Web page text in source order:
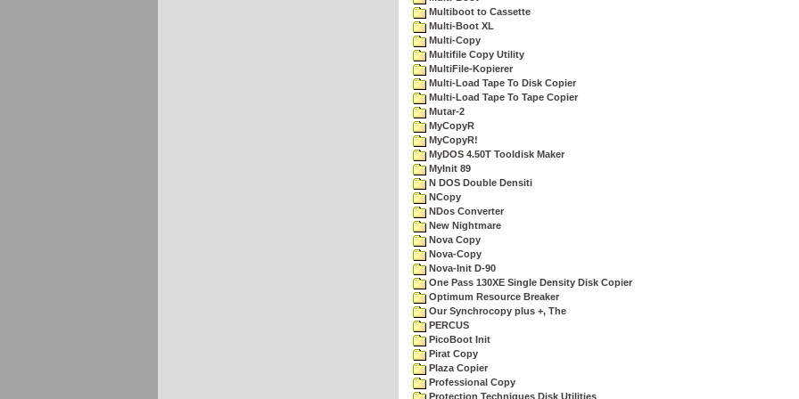
Multiboot to Cassette
Multi-Boot XL
Multi-Copy
Multifile Copy Utility
MultiFile-Kopierer
Multi-Load Tape To Disk Copier
Multi-Load Tape To Tape Copier
Mutar-2
MyCopyR
MyCopyR!
MyDOS 4.50T Tooldisk Maker
MyInit 89
N DOS Double Densiti
NCopy
NDos Converter
New Nightmare
Nova Copy
Nova-Copy
Nova-Init D-90
One Pass 130XE Single Density Disk Copier
Optimum Resource Breaker
Our Synchrocopy plus +, The
PERCUS
PicoBoot Init
Pirat Copy
Plaza Copier
Professional Copy
Protection Techniques Disk Utilities